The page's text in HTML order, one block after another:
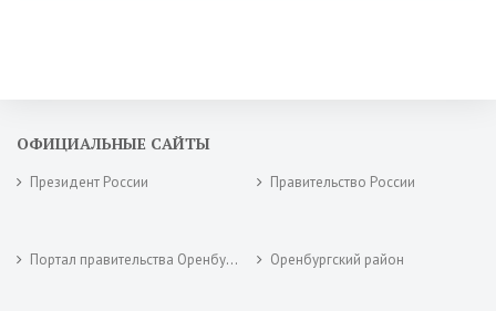
ОФИЦИАЛЬНЫЕ САЙТЫ
Президент России Правительство России
Портал правительства Оренбургской области Оренбургский район